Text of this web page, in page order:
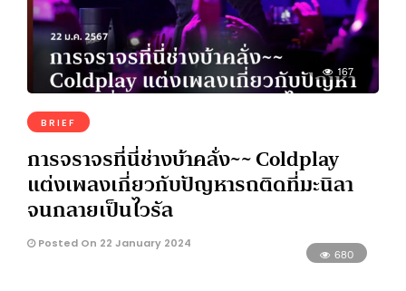
167
BRIEF
การจราจรที่นี่ช่างบ้าคลั่ง~~ Coldplay
แต่งเพลงเกี่ยวกับปัญหารถติดที่มะนิลา
จนกลายเป็นไวรัล
Posted On 22 January 2024
680